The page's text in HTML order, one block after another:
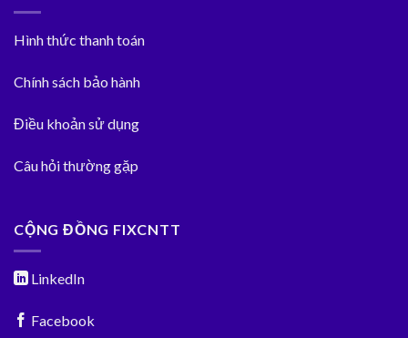
Hình thức thanh toán
Chính sách bảo hành
Điều khoản sử dụng
Câu hỏi thường gặp
CỘNG ĐỒNG FIXCNTT
LinkedIn
Facebook